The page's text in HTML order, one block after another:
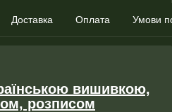
Доставка Оплата Умови
вишивкою,
розписом